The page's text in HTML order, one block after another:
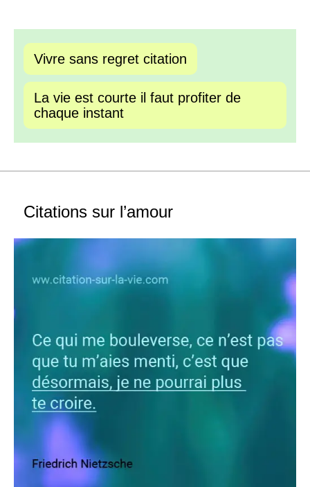
Vivre sans regret citation
La vie est courte il faut profiter de
chaque instant
Citations sur l’amour